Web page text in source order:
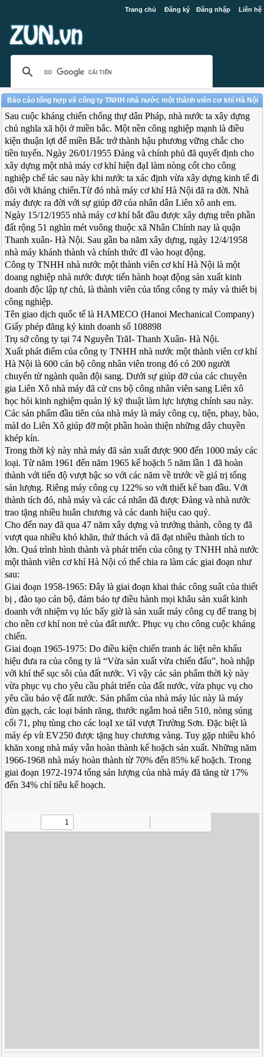
Trang chủ Đăng ký Đăng nhập Liên hệ
Báo cáo tổng hợp về công ty TNHH nhà nước một thành viên cơ khí Hà Nội
Sau cuộc kháng chiến chống thự dân Pháp, nhà nước ta xây dựng
chủ nghĩa xã hội ở miền bắc. Một nền công nghiệp mạnh là điều
kiện thuận lợi để miền Bắc trở thành hậu phương vững chắc cho
tiền tuyến. Ngày 26/01/1955 Đảng và chính phủ đã quyết định cho
xây dựng một nhà máy cơ khí hiện đạI làm nòng cốt cho công
nghiệp chế tác sau này khi nước ta xác định vừa xây dựng kinh tế đi
đôi với kháng chiến.Từ đó nhà máy cơ khí Hà Nội đã ra đời. Nhà
máy được ra đời với sự giúp đỡ của nhân dân Liên xô anh em.
Ngày 15/12/1955 nhà máy cơ khí bắt đầu được xây dựng trên phần
đất rộng 51 nghìn mét vuông thuộc xã Nhân Chính nay là quận
Thanh xuân- Hà Nội. Sau gần ba năm xây dựng, ngày 12/4/1958
nhà máy khánh thành và chính thức đI vào hoạt động.
Công ty TNHH nhà nước một thành viên cơ khí Hà Nội là một
doang nghiệp nhà nước được tiến hành hoạt động sản xuất kinh
doanh độc lập tự chủ, là thành viên của tổng công ty máy và thiết bị
công nghiệp.
Tên giao dịch quốc tế là HAMECO (Hanoi Mechanical Company)
Giấy phép đăng ký kinh doanh số 108898
Trụ sở công ty tại 74 Nguyễn TrãI- Thanh Xuân- Hà Nội.
Xuất phát điểm của công ty TNHH nhà nước một thành viên cơ khí
Hà Nội là 600 cán bộ công nhân viên trong đó có 200 người
chuyển từ ngành quân đội sang. Dưới sự giúp đỡ của các chuyên
gia Liên Xô nhà máy đã cử cns bộ công nhân viên sang Liên xô
học hỏi kinh nghiệm quản lý kỹ thuật làm lực lượng chính sau này.
Các sản phẩm đầu tiên của nhà máy là máy công cụ, tiện, phay, bào,
màI do Liên Xô giúp đỡ một phần hoàn thiện những dây chuyền
khép kín.
Trong thời kỳ này nhà máy đã sản xuất được 900 đến 1000 máy các
loại. Từ năm 1961 đến năm 1965 kế hoặch 5 năm lần 1 đã hoàn
thành với tiến độ vượt bậc so với các năm về trước về giá trị tổng
sản lượng. Riêng máy công cụ 122% so với thiết kế ban đầu. Với
thành tích đó, nhà máy và các cá nhân đã được Đảng và nhà nước
trao tặng nhiều huân chương và các danh hiệu cao quý.
Cho đến nay đã qua 47 năm xây dựng và trưởng thành, công ty đã
vượt qua nhiều khó khăn, thử thách và đã đạt nhiều thành tích to
lớn. Quá trình hình thành và phát triển của công ty TNHH nhà nước
một thành viên cơ khí Hà Nội có thể chia ra làm các giai đoạn như
sau:
Giai đoạn 1958-1965: Đây là giai đoạn khai thác công suất của thiết
bị , đào tạo cán bộ, đảm bảo tự điều hành mọi khâu sản xuất kinh
doanh với nhiệm vụ lúc bấy giờ là sản xuất máy công cụ để trang bị
cho nền cơ khí non trẻ của đất nước. Phục vụ cho công cuộc kháng
chiến.
Giai đoạn 1965-1975: Do điều kiện chiến tranh ác liệt nên khẩu
hiệu đưa ra của công ty là “Vừa sản xuất vừa chiến đấu”, hoà nhập
với khí thế sục sôi của đất nước. Vì vậy các sản phẩm thời kỳ này
vừa phục vụ cho yêu cầu phát triển của đất nước, vừa phục vụ cho
yêu cầu bảo vệ đất nước. Sản phẩm của nhà máy lúc này là máy
đùn gạch, các loại bánh răng, thước ngắm hoả tiễn 510, nòng súng
cối 71, phụ tùng cho các loạI xe tảI vượt Trường Sơn. Đặc biệt là
máy ép vít EV250 được tặng huy chương vàng. Tuy gặp nhiều khó
khăn xong nhà máy vẫn hoàn thành kế hoặch sản xuất. Những năm
1966-1968 nhà máy hoàn thành từ 70% đến 85% kế hoặch. Trong
giai đoạn 1972-1974 tổng sản lượng của nhà máy đã tăng từ 17%
đến 34% chỉ tiêu kế hoạch.